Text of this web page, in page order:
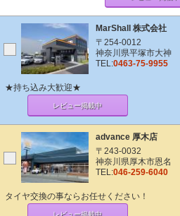
MarShall 株式会社
〒254-0012
神奈川県平塚市大神
TEL:0463-75-9955
★持ち込み大歓迎★
レビュー掲載中
advance 厚木店
〒243-0032
神奈川県厚木市恩名
TEL:046-259-6040
タイヤ交換の事ならお任せください！
レビュー掲載中